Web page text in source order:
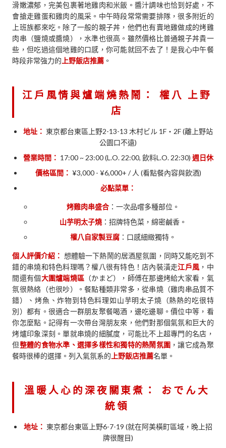
滑嫩濃郁，完美包裹著地雞肉和米飯。醬汁調味也恰到好處，不
會搶走雞蛋和雞肉的風采。中午時段常常需要排隊，很多附近的
上班族都來吃。除了一般的親子丼，他們也有賣地雞做成的烤雞
肉串（鹽燒或醬燒），水準也很高。雖然價格比普通親子丼貴一
些，但吃過這個地雞的口感，你可能就回不去了！是我心中午餐
時段非常強力的 上野飯店推薦 。
江戶風情與爐端燒熱鬧： 權八 上野
店
地址： 東京都台東區上野2-13-13 木村ビル 1F・2F (離上野站
公園口不遠)
營業時間： 17:00 ~ 23:00 (L.O. 22:00, 飲料L.O. 22:30) 週日休
價格區間： ¥3,000 - ¥6,000+ / 人 (看點餐內容與飲酒)
必點菜單：
烤雞肉串盛合 ：一次品嚐多種部位。
山芋明太子燒 ：招牌特色菜，綿密鹹香。
權八自家製豆腐 ：口感細緻獨特。
個人評價介紹： 想體驗一下熱鬧的居酒屋氛圍，同時又能吃到不
錯的串燒和特色料理嗎？權八很有特色！店內裝潢走江戶風 ，中
間還有個大圍爐端燒區 （かまど），師傅在那邊烤給大家看，氣
氛很熱絡（也很吵）。餐點種類非常多，從串燒（雞肉串品質不
錯）、烤魚、炸物到特色料理如山芋明太子燒（熱熱的吃很特
別）都有。很適合一群朋友聚餐喝酒，邊吃邊聊。價位中等，看
你怎麼點。記得有一次帶台灣朋友來，他們對那個氣氛和巨大的
烤爐印象深刻。單就串燒的細膩度，可能比不上超專門的名店，
但整體的食物水準、選擇多樣性和獨特的熱鬧氛圍 ，讓它成為聚
餐時很棒的選擇。列入氣氛系的 上野飯店推薦名單。
溫暖人心的深夜關東煮： おでん大
統領
地址： 東京都台東區上野6-7-19 (就在阿美橫町區域，晚上招
牌很醒目)